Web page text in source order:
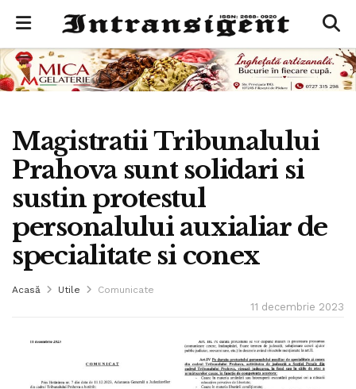
Magistratii Tribunalului
Prahova sunt solidari si
sustin protestul
personalului auxialiar de
specialitate si conex
Acasă Utile Comunicate
11 decembrie 2023